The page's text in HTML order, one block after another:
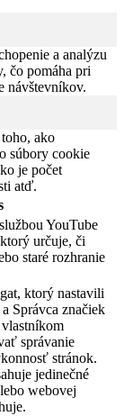
a analýzu
čo pomáha pri
návštevníkov.
ako
súbory cookie
je počet
atď.
YouTube
určuje, či
staré rozhranie
ktorý nastavili
Správca značiek
správanie
stránok.
jedinečné
webovej